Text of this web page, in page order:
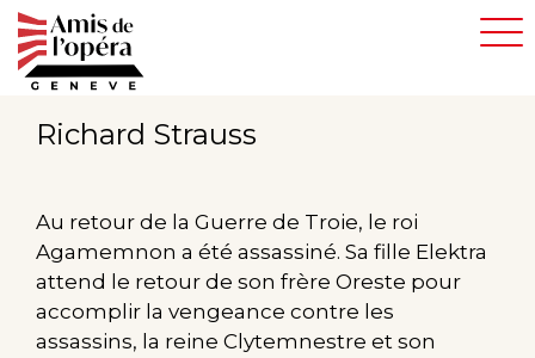
Aller
au
contenu
Richard Strauss
Au retour de la Guerre de Troie, le roi
Agamemnon a été assassiné. Sa fille Elektra
attend le retour de son frère Oreste pour
accomplir la vengeance contre les
assassins, la reine Clytemnestre et son